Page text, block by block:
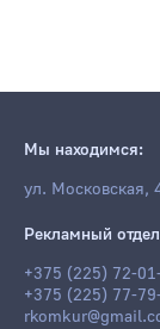
Мы находимся: